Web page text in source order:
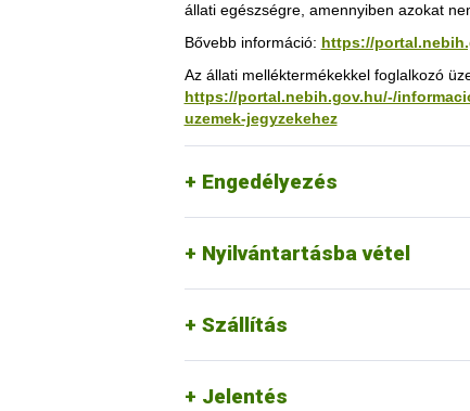
állati egészségre, amennyiben azokat
Bővebb információ: https://
Az állati melléktermékekkel foglalkozó
https://portal.nebih.gov.hu/-/
uzemek-jegyzekehez
Engedélyezés
Nyilvántartásba vétel
Szállítás
Jelentés
Állati melléktermék éves
Állati melléktermék elektronikus